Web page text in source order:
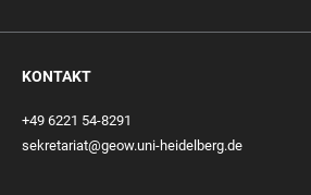
KONTAKT
+49 6221 54-8291
sekretariat@geow.uni-heidelberg.de